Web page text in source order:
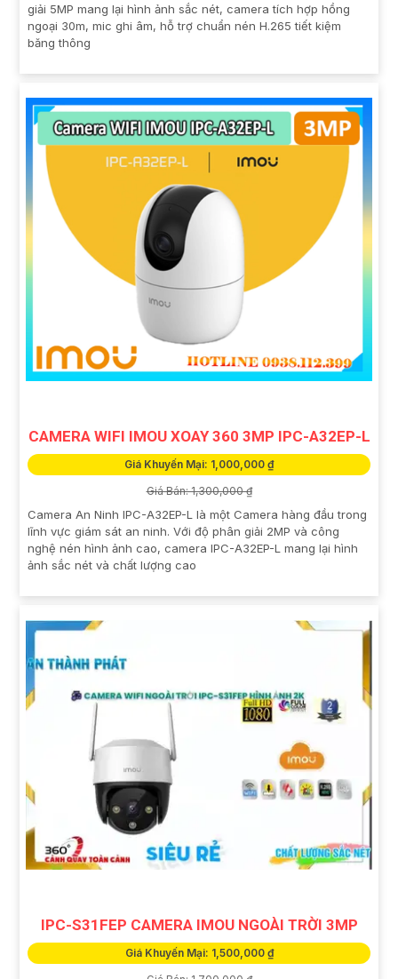
giải 5MP mang lại hình ảnh sắc nét, camera tích hợp hồng
ngoại 30m, mic ghi âm, hỗ trợ chuẩn nén H.265 tiết kiệm
băng thông
CAMERA WIFI IMOU XOAY 360 3MP IPC-A32EP-L
Giá Khuyến Mại: 1,000,000 ₫
Giá Bán: 1,300,000 ₫
Camera An Ninh IPC-A32EP-L là một Camera hàng đầu trong
lĩnh vực giám sát an ninh. Với độ phân giải 2MP và công
nghệ nén hình ảnh cao, camera IPC-A32EP-L mang lại hình
ảnh sắc nét và chất lượng cao
IPC-S31FEP CAMERA IMOU NGOÀI TRỜI 3MP
Giá Khuyến Mại: 1,500,000 ₫